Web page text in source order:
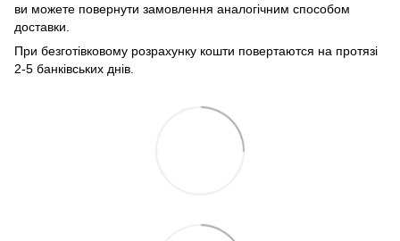
ви можете повернути замовлення аналогічним способом
доставки.
При безготівковому розрахунку кошти повертаются на протязі
2-5 банківських днів.